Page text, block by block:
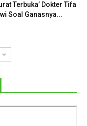
Terbuka’ Dokter Tifa
Soal Ganasnya...